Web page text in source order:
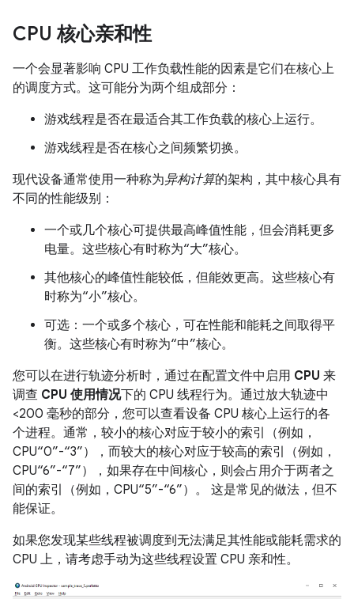
CPU 核心亲和性
一个会显著影响 CPU 工作负载性能的因素是它们在核心上
的调度方式。这可能分为两个组成部分：
游戏线程是否在最适合其工作负载的核心上运行。
游戏线程是否在核心之间频繁切换。
现代设备通常使用一种称为异构计算的架构，其中核心具有
不同的性能级别：
一个或几个核心可提供最高峰值性能，但会消耗更多
电量。这些核心有时称为“大”核心。
其他核心的峰值性能较低，但能效更高。这些核心有
时称为“小”核心。
可选：一个或多个核心，可在性能和能耗之间取得平
衡。这些核心有时称为“中”核心。
您可以在进行轨迹分析时，通过在配置文件中启用 CPU 来
调查 CPU 使用情况下的 CPU 线程行为。通过放大轨迹中
<200 毫秒的部分，您可以查看设备 CPU 核心上运行的各
个进程。通常，较小的核心对应于较小的索引（例如，
CPU“0”-“3”），而较大的核心对应于较高的索引（例如，
CPU“6”-“7”），如果存在中间核心，则会占用介于两者之
间的索引（例如，CPU“5”-“6”）。 这是常见的做法，但不
能保证。
如果您发现某些线程被调度到无法满足其性能或能耗需求的
CPU 上，请考虑手动为这些线程设置 CPU 亲和性。